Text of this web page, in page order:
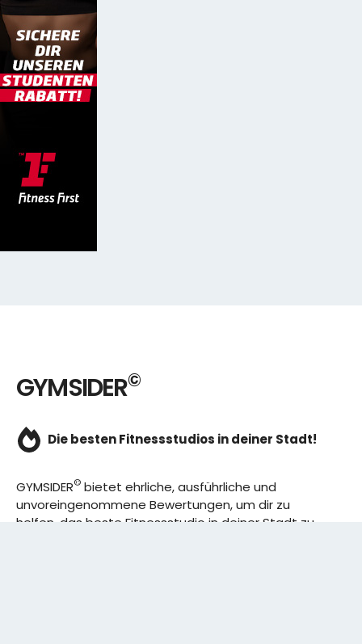
GYMSIDER©
Die besten Fitnessstudios in deiner Stadt!
GYMSIDER© bietet ehrliche, ausführliche und
unvoreingenommene Bewertungen, um dir zu
helfen, das beste Fitnessstudio in deiner Stadt zu